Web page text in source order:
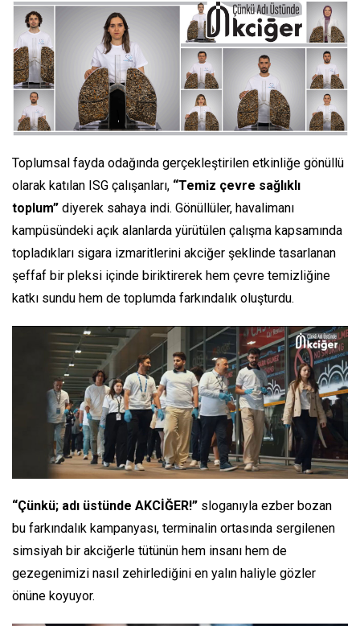
Toplumsal fayda odağında gerçekleştirilen etkinliğe gönüllü
olarak katılan ISG çalışanları, “Temiz çevre sağlıklı
toplum” diyerek sahaya indi. Gönüllüler, havalimanı
kampüsündeki açık alanlarda yürütülen çalışma kapsamında
topladıkları sigara izmaritlerini akciğer şeklinde tasarlanan
şeffaf bir pleksi içinde biriktirerek hem çevre temizliğine
katkı sundu hem de toplumda farkındalık oluşturdu.
“Çünkü; adı üstünde AKCİĞER!” sloganıyla ezber bozan
bu farkındalık kampanyası, terminalin ortasında sergilenen
simsiyah bir akciğerle tütünün hem insanı hem de
gezegenimizi nasıl zehirlediğini en yalın haliyle gözler
önüne koyuyor.